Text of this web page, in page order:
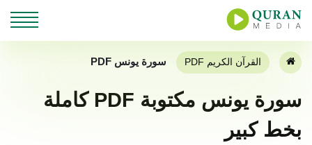
القرآن الكريم PDF سورة يونس PDF
سورة يونس مكتوبة PDF كاملة
بخط كبير